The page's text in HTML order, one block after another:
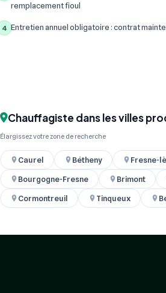
remplacement fioul
4 Entretien annuel obligatoire : contrat
Chauffagiste dans les villes
Élargissez votre zone de recherche
Caurel Bétheny Fresne-
Bourgogne-Fresne
Brimont
Cormontreuil
Tinqueux